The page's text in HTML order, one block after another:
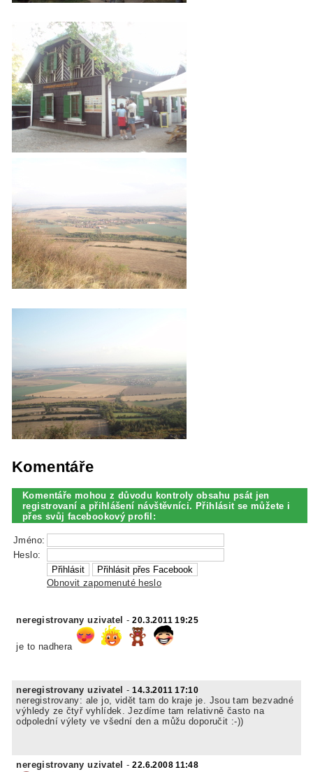
Komentáře
Komentáře mohou z důvodu kontroly obsahu psát jen
registrovaní a přihlášení návštěvníci. Přihlásit se můžete i
přes svůj facebookový profil:
Jméno:
Heslo:
Obnovit zapomenuté heslo
neregistrovany uzivatel -20.3.2011 19:25
je to nadhera
neregistrovany uzivatel -14.3.2011 17:10
neregistrovany: ale jo, vidět tam do kraje je. Jsou tam bezvadné
výhledy ze čtyř vyhlídek. Jezdíme tam relativně často na
odpolední výlety ve všední den a můžu doporučit :-))
neregistrovany uzivatel -22.6.2008 11:48